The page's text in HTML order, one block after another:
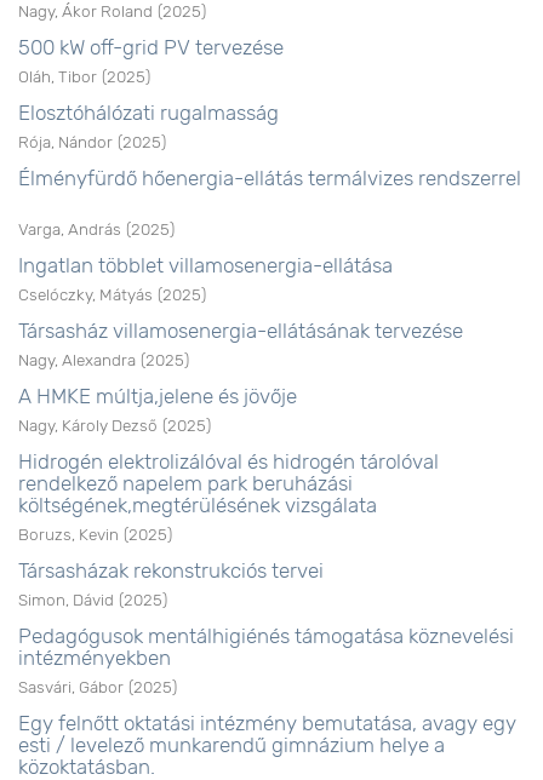
Nagy, Ákor Roland (2025)
500 kW off-grid PV tervezése
Oláh, Tibor (2025)
Elosztóhálózati rugalmasság
Rója, Nándor (2025)
Élményfürdő hőenergia-ellátás termálvizes rendszerrel
Varga, András (2025)
Ingatlan többlet villamosenergia-ellátása
Cselóczky, Mátyás (2025)
Társasház villamosenergia-ellátásának tervezése
Nagy, Alexandra (2025)
A HMKE múltja,jelene és jövője
Nagy, Károly Dezső (2025)
Hidrogén elektrolizálóval és hidrogén tárolóval
rendelkező napelem park beruházási
költségének,megtérülésének vizsgálata
Boruzs, Kevin (2025)
Társasházak rekonstrukciós tervei
Simon, Dávid (2025)
Pedagógusok mentálhigiénés támogatása köznevelési
intézményekben
Sasvári, Gábor (2025)
Egy felnőtt oktatási intézmény bemutatása, avagy egy
esti / levelező munkarendű gimnázium helye a
közoktatásban.